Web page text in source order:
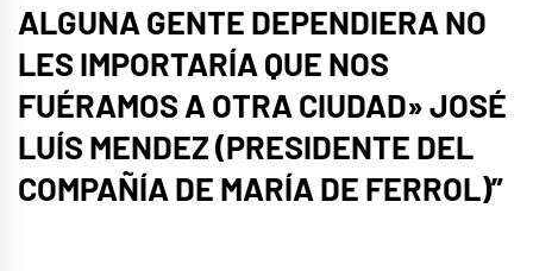
ALGUNA GENTE DEPENDIERA NO
LES IMPORTARÍA QUE NOS
FUÉRAMOS A OTRA CIUDAD» JOSÉ
LUÍS MENDEZ (PRESIDENTE DEL
COMPAÑÍA DE MARÍA DE FERROL)”